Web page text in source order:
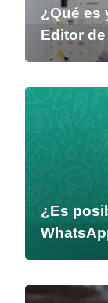
¿Qué es
Editor
¿Es